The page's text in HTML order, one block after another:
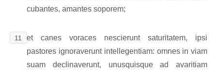
cubantes, amantes soporem;
11
et canes voraces nescierunt saturitatem, ipsi
pastores ignoraverunt intellegentiam: omnes in viam
suam declinaverunt, unusquisque ad avaritiam